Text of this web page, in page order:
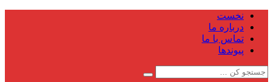
نخست
درباره ما
تماس با ما
پیوندها